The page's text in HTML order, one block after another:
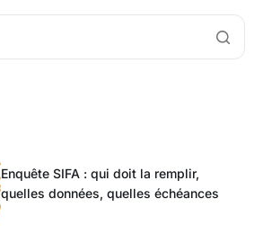
Enquête SIFA : qui doit la remplir,
quelles données, quelles échéances